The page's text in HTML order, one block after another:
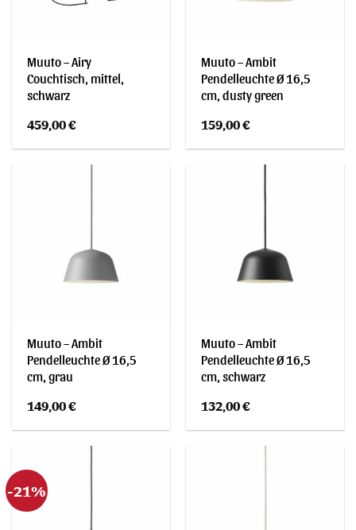
Muuto – Airy
Couchtisch, mittel,
schwarz
459,00€
Muuto – Ambit
Pendelleuchte Ø 16,5
cm, dusty green
159,00€
Muuto – Ambit
Pendelleuchte Ø 16,5
cm, grau
149,00€
Muuto – Ambit
Pendelleuchte Ø 16,5
cm, schwarz
132,00€
-21%